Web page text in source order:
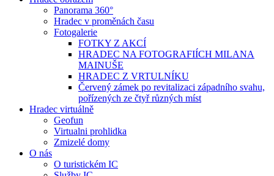
Panorama 360°
Hradec v proměnách času
Fotogalerie
FOTKY Z AKCÍ
HRADEC NA FOTOGRAFIÍCH MILANA
MAINUŠE
HRADEC Z VRTULNÍKU
Červený zámek po revitalizaci západního svahu,
pořízených ze čtyř různých míst
Hradec virtuálně
Geofun
Virtualni prohlidka
Zmizelé domy
O nás
O turistickém IC